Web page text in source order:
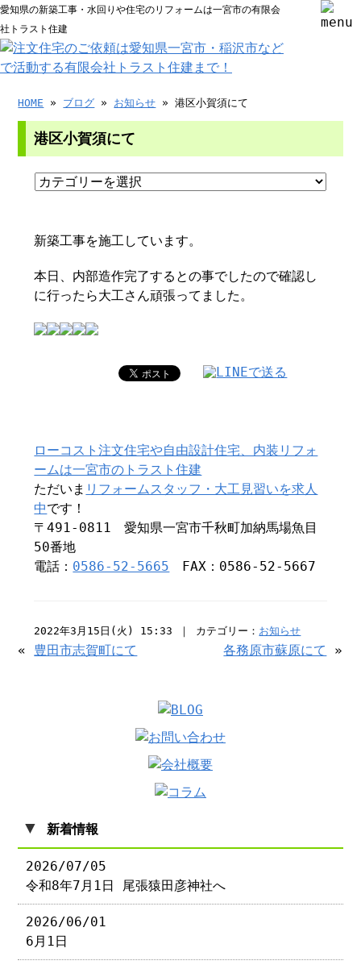
愛知県の新築工事・水回りや住宅のリフォームは一宮市の有限会
社トラスト住建
HOME » ブログ » お知らせ » 港区小賀須にて
港区小賀須にて
新築工事を施工しています。
本日、内部造作完了するとの事でしたので確認し
に行ったら大工さん頑張ってました。
ローコスト注文住宅や自由設計住宅、内装リフォ
ームは一宮市のトラスト住建
ただいま リフォームスタッフ・大工見習いを求人
中です！
〒491-0811 愛知県一宮市千秋町加納馬場魚目
50番地
電話： 0586-52-5665 FAX：0586-52-5667
2022年3月15日(火) 15:33 ｜ カテゴリー： お知らせ
« 豊田市志賀町にて 各務原市蘇原にて »
▼ 新着情報
2026/07/05
令和8年7月1日 尾張猿田彦神社へ
2026/06/01
6月1日